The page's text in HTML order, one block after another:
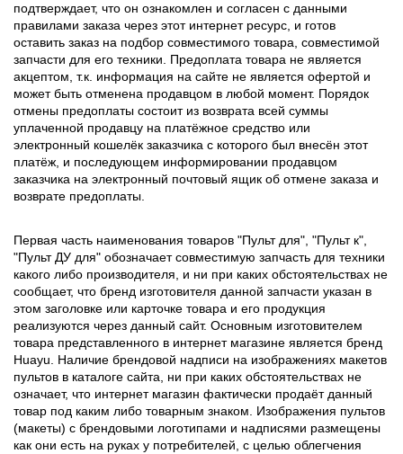
подтверждает, что он ознакомлен и согласен с данными
правилами заказа через этот интернет ресурс, и готов
оставить заказ на подбор совместимого товара, совместимой
запчасти для его техники. Предоплата товара не является
акцептом, т.к. информация на сайте не является офертой и
может быть отменена продавцом в любой момент. Порядок
отмены предоплаты состоит из возврата всей суммы
уплаченной продавцу на платёжное средство или
электронный кошелёк заказчика с которого был внесён этот
платёж, и последующем информировании продавцом
заказчика на электронный почтовый ящик об отмене заказа и
возврате предоплаты.
Первая часть наименования товаров "Пульт для", "Пульт к",
"Пульт ДУ для" обозначает совместимую запчасть для техники
какого либо производителя, и ни при каких обстоятельствах не
сообщает, что бренд изготовителя данной запчасти указан в
этом заголовке или карточке товара и его продукция
реализуются через данный сайт. Основным изготовителем
товара представленного в интернет магазине является бренд
Huayu. Наличие брендовой надписи на изображениях макетов
пультов в каталоге сайта, ни при каких обстоятельствах не
означает, что интернет магазин фактически продаёт данный
товар под каким либо товарным знаком. Изображения пультов
(макеты) с брендовыми логотипами и надписями размещены
как они есть на руках у потребителей, с целью облегчения